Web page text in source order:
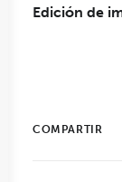
Edición de
COMPARTIR